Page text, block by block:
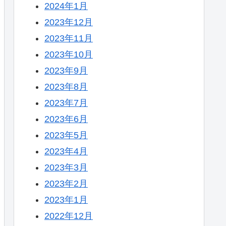
2024年1月
2023年12月
2023年11月
2023年10月
2023年9月
2023年8月
2023年7月
2023年6月
2023年5月
2023年4月
2023年3月
2023年2月
2023年1月
2022年12月